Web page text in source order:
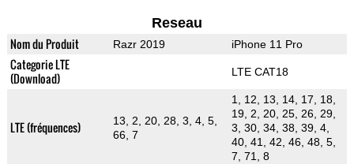
Reseau
Nom du Produit Razr 2019 iPhone 11 Pro
Categorie LTE
(Download)
LTE CAT18
LTE (fréquences)
13, 2, 20, 28, 3, 4, 5,
66, 7
1, 12, 13, 14, 17, 18,
19, 2, 20, 25, 26, 29,
3, 30, 34, 38, 39, 4,
40, 41, 42, 46, 48, 5,
7, 71, 8